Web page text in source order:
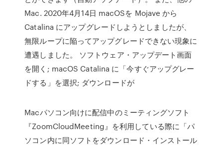
Mac. 2020年4月14日 macOSを Mojave から
Catalina にアップグレードしようとしましたが、
無限ループに陥ってアップグレードできない現象に
遭遇しました。 ソフトウェア・アップデート画面
を開く; macOS Catalina に「今すぐアップグレー
ドする」を選択; ダウンロードが
Macパソコン向けに配信中のミーティングソフト
『ZoomCloudMeeting』を利用している際に「パ
ソコン内に同ソフトをダウンロード・インストール